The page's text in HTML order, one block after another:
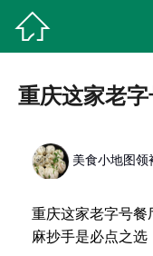

重庆这家老
美食小地图领
重庆这家老字号
麻抄手是必点